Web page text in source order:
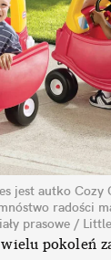
jest autko Cozy
radości
prasowe /
pokoleń